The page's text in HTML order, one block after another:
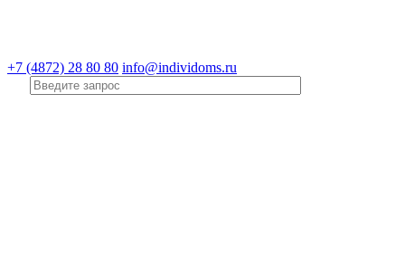
+7 (4872) 28 80 80 info@individoms.ru